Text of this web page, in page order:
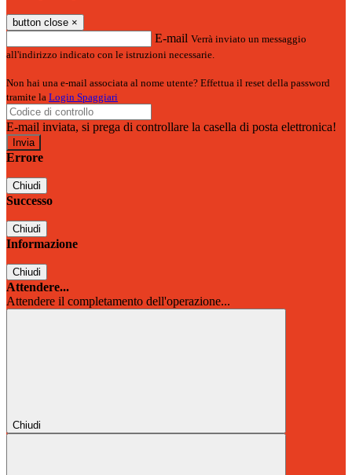
button close ×
E-mail Verrà inviato un messaggio
all'indirizzo indicato con le istruzioni necessarie.
Non hai una e-mail associata al nome utente? Effettua il reset della password
tramite la Login Spaggiari
E-mail inviata, si prega di controllare la casella di posta elettronica!
Errore
Chiudi
Successo
Chiudi
Informazione
Chiudi
Attendere...
Attendere il completamento dell'operazione...
Chiudi